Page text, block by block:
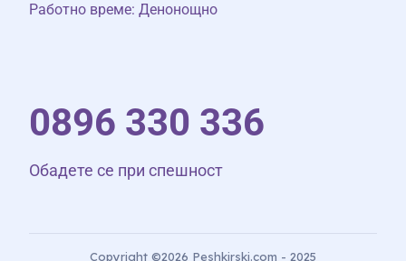
Работно време: Денонощно
0896 330 336
Обадете се при спешност
Copyright ©2026 Peshkirski.com - 2025